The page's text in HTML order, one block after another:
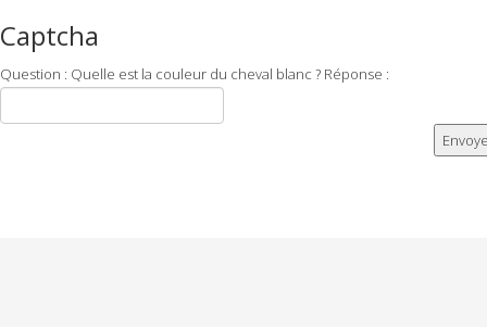
Captcha
Question : Quelle est la couleur du cheval blanc ? Réponse :